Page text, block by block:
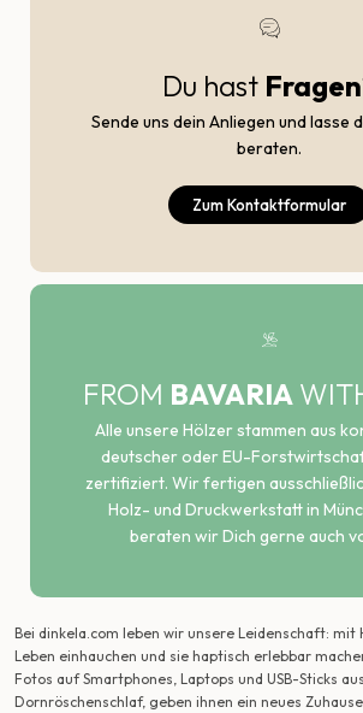
Du hast
Sende uns dein Anliegen und lasse
beraten.
Zum Kontaktformular
FROM BAVARIA
Alle unsere Hölzer stammen aus
deutscher oder EU-
zertifiziert. Wir fertigen
Holz- und Druckwerkstatt in
beraten wir Dich gerne auch
Bei dinkela.com leben wir unsere Leidenschaft: mit
Leben einhauchen und sie haptisch erlebbar
Fotos auf Smartphones, Laptops und USB-Sticks
Dornröschenschlaf, geben ihnen ein neues